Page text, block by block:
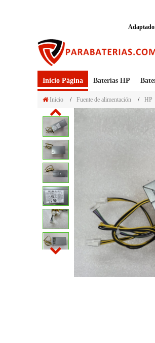
Inicio Página Baterías HP
Inicio / Fuente de alimentación / HP